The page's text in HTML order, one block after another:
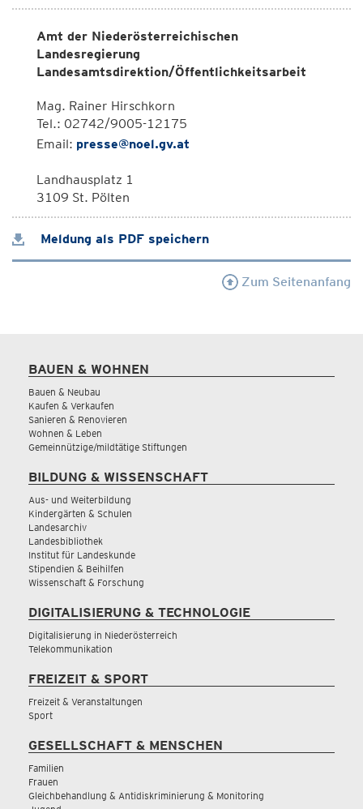
Amt der Niederösterreichischen
Landesregierung
Landesamtsdirektion/Öffentlichkeitsarbeit
Mag. Rainer Hirschkorn
Tel.: 02742/9005-12175
Email: presse@noel.gv.at
Landhausplatz 1
3109 St. Pölten
Meldung als PDF speichern
Zum Seitenanfang
BAUEN & WOHNEN
Bauen & Neubau
Kaufen & Verkaufen
Sanieren & Renovieren
Wohnen & Leben
Gemeinnützige/mildtätige Stiftungen
BILDUNG & WISSENSCHAFT
Aus- und Weiterbildung
Kindergärten & Schulen
Landesarchiv
Landesbibliothek
Institut für Landeskunde
Stipendien & Beihilfen
Wissenschaft & Forschung
DIGITALISIERUNG & TECHNOLOGIE
Digitalisierung in Niederösterreich
Telekommunikation
FREIZEIT & SPORT
Freizeit & Veranstaltungen
Sport
GESELLSCHAFT & MENSCHEN
Familien
Frauen
Gleichbehandlung & Antidiskriminierung & Monitoring